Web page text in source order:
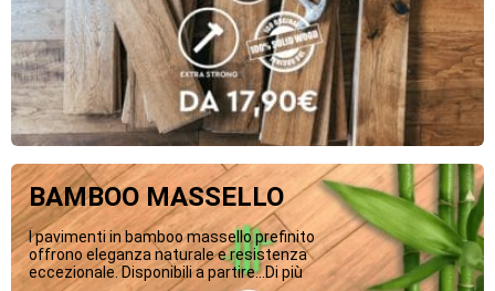
BAMBOO MASSELLO
I pavimenti in bamboo massello prefinito
offrono eleganza naturale e resistenza
eccezionale. Disponibili a partire...Di più